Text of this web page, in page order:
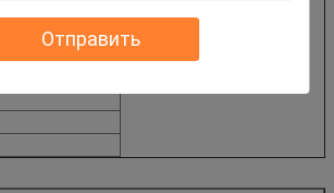
Отправить